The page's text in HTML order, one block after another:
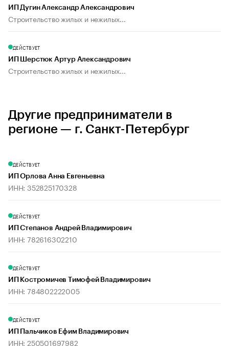
ИП Дугин Александр Александрович
Строительство жилых и нежилых...
ДЕЙСТВУЕТ
ИП Шерстюк Артур Александрович
Строительство жилых и нежилых...
Другие предприниматели в
регионе — г. Санкт-Петербург
ДЕЙСТВУЕТ
ИП Орлова Анна Евгеньевна
ИНН: 352825170328
ДЕЙСТВУЕТ
ИП Степанов Андрей Владимирович
ИНН: 782616302210
ДЕЙСТВУЕТ
ИП Костромичев Тимофей Владимирович
ИНН: 784802222005
ДЕЙСТВУЕТ
ИП Пальчиков Ефим Владимирович
ИНН: 250501697982